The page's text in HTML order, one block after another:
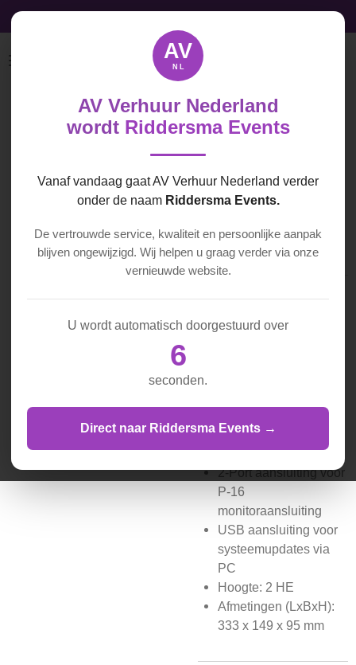
AV
NL
AV Verhuur Nederland
wordt Riddersma Events
Vanaf vandaag gaat AV Verhuur Nederland verder
onder de naam Riddersma Events.
De vertrouwde service, kwaliteit en persoonlijke aanpak
blijven ongewijzigd. Wij helpen u graag verder via onze
vernieuwde website.
U wordt automatisch doorgestuurd over
6
seconden.
Direct naar Riddersma Events →
Ga
direct
naar
Behringer SD8
In winkelwagen
Digitale stagebox
Maximaal 100 m CAT-
5e kabel mogelijk
2-Port aansluiting voor
P-16
monitoraansluiting
USB aansluiting voor
systeemupdates via
PC
Hoogte: 2 HE
Afmetingen (LxBxH):
333 x 149 x 95 mm